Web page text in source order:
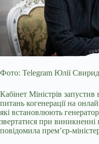
Фото: Telegram Юлії
Кабінет Міністрів
питань когенерації на
які встановлюють
звертатися при
повідомила прем’єр-